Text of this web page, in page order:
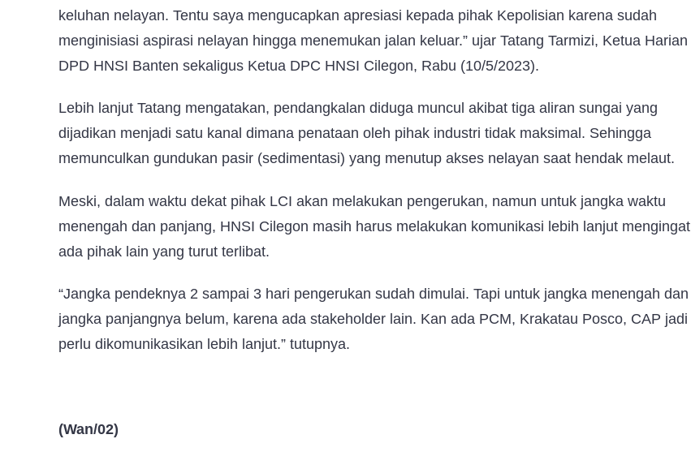
keluhan nelayan. Tentu saya mengucapkan apresiasi kepada pihak Kepolisian karena sudah
menginisiasi aspirasi nelayan hingga menemukan jalan keluar.” ujar Tatang Tarmizi, Ketua Harian
DPD HNSI Banten sekaligus Ketua DPC HNSI Cilegon, Rabu (10/5/2023).
Lebih lanjut Tatang mengatakan, pendangkalan diduga muncul akibat tiga aliran sungai yang
dijadikan menjadi satu kanal dimana penataan oleh pihak industri tidak maksimal. Sehingga
memunculkan gundukan pasir (sedimentasi) yang menutup akses nelayan saat hendak melaut.
Meski, dalam waktu dekat pihak LCI akan melakukan pengerukan, namun untuk jangka waktu
menengah dan panjang, HNSI Cilegon masih harus melakukan komunikasi lebih lanjut mengingat
ada pihak lain yang turut terlibat.
“Jangka pendeknya 2 sampai 3 hari pengerukan sudah dimulai. Tapi untuk jangka menengah dan
jangka panjangnya belum, karena ada stakeholder lain. Kan ada PCM, Krakatau Posco, CAP jadi
perlu dikomunikasikan lebih lanjut.” tutupnya.
(Wan/02)